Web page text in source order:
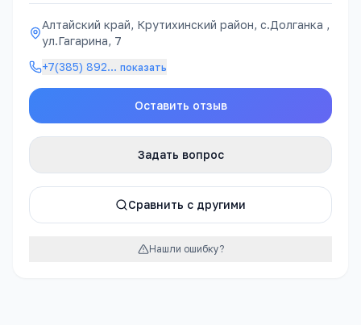
Алтайский край, Крутихинский район, с.Долганка ,
ул.Гагарина, 7
+7(385) 892… показать
Оставить отзыв
Задать вопрос
Сравнить с другими
Нашли ошибку?